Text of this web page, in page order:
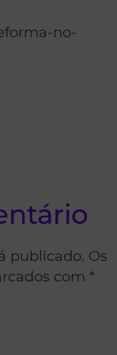
no-
publicado. Os
com *